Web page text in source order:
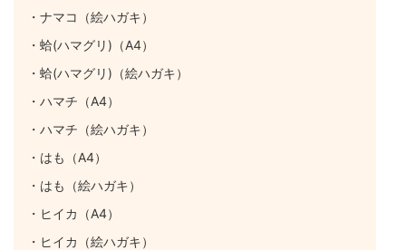
・ナマコ（絵ハガキ）
・蛤(ハマグリ)（A4）
・蛤(ハマグリ)（絵ハガキ）
・ハマチ（A4）
・ハマチ（絵ハガキ）
・はも（A4）
・はも（絵ハガキ）
・ヒイカ（A4）
・ヒイカ（絵ハガキ）